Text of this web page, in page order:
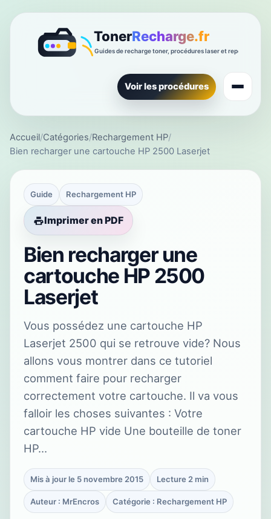
Voir les procédures
Accueil/Catégories/Rechargement HP/
Bien recharger une cartouche HP 2500 Laserjet
Guide Rechargement HP
Imprimer en PDF
Bien recharger une
cartouche HP 2500
Laserjet
Vous possédez une cartouche HP
Laserjet 2500 qui se retrouve vide? Nous
allons vous montrer dans ce tutoriel
comment faire pour recharger
correctement votre cartouche. Il va vous
falloir les choses suivantes : Votre
cartouche HP vide Une bouteille de toner
HP…
Mis à jour le 5 novembre 2015 Lecture 2 min
Auteur : MrEncros Catégorie : Rechargement HP